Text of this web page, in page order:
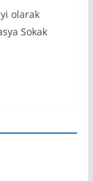
olarak
Sokak